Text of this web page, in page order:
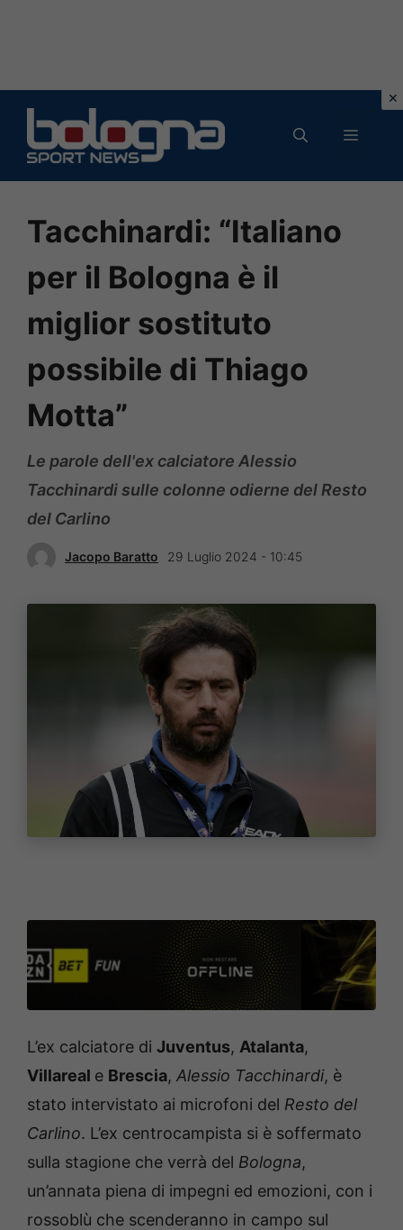
contenuto
MENU
Tacchinardi: “Italiano
per il Bologna è il
miglior sostituto
possibile di Thiago
Motta”
Le parole dell'ex calciatore Alessio
Tacchinardi sulle colonne odierne del Resto
del Carlino
Jacopo Baratto 29 Luglio 2024 - 10:45
L’ex calciatore di Juventus, Atalanta,
Villareal e Brescia, Alessio Tacchinardi, è
stato intervistato ai microfoni del Resto del
Carlino. L’ex centrocampista si è soffermato
sulla stagione che verrà del Bologna,
un’annata piena di impegni ed emozioni, con i
rossoblù che scenderanno in campo sul